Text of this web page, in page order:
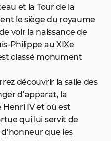
et la Tour de la
le siège du royaume
voir la naissance de
Philippe au XIXe
classé monument
découvrir la salle des
d’apparat, la
Henri IV et où est
qui lui servit de
que les